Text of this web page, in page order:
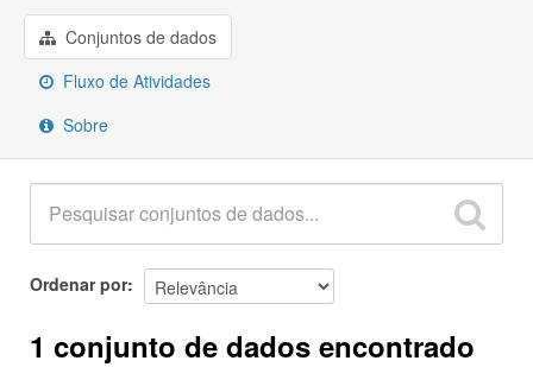
Grupos
Sobre
Conjuntos de dados
Fluxo de Atividades
Sobre
Ordenar por
1 conjunto de dados encontrado